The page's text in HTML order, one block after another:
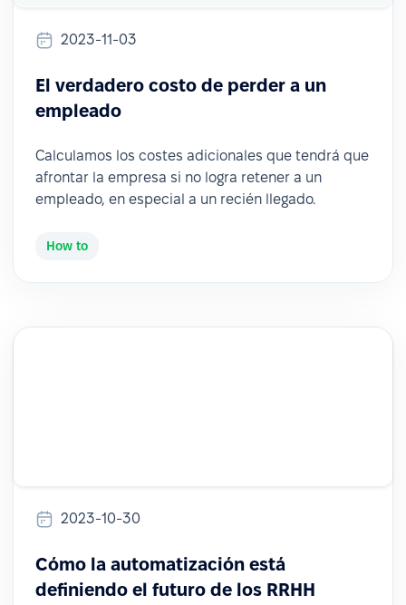
2023-11-03
El verdadero costo de perder a un
empleado
Calculamos los costes adicionales que tendrá que
afrontar la empresa si no logra retener a un
empleado, en especial a un recién llegado.
How to
2023-10-30
Cómo la automatización está
definiendo el futuro de los RRHH